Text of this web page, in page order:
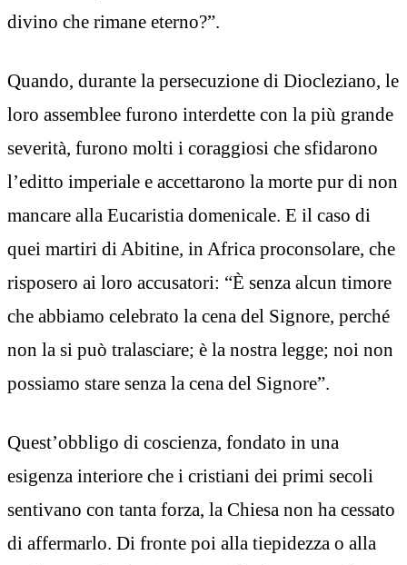
divino che rimane eterno?”.
Quando, durante la persecuzione di Diocleziano, le
loro assemblee furono interdette con la più grande
severità, furono molti i coraggiosi che sfidarono
l’editto imperiale e accettarono la morte pur di non
mancare alla Eucaristia domenicale. E il caso di
quei martiri di Abitine, in Africa proconsolare, che
risposero ai loro accusatori: “È senza alcun timore
che abbiamo celebrato la cena del Signore, perché
non la si può tralasciare; è la nostra legge; noi non
possiamo stare senza la cena del Signore”.
Quest’obbligo di coscienza, fondato in una
esigenza interiore che i cristiani dei primi secoli
sentivano con tanta forza, la Chiesa non ha cessato
di affermarlo. Di fronte poi alla tiepidezza o alla